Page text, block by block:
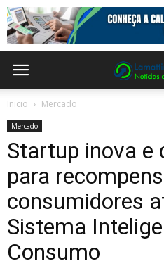
Inicio Mercado
Mercado
Startup inova e
para
consumidores
Sistema
Consumo